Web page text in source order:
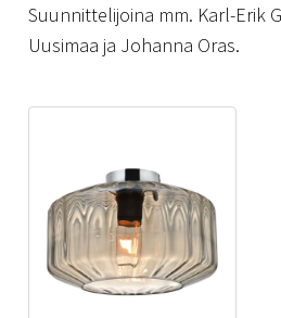
Suunnittelijoina mm. Karl-Erik
Uusimaa ja Johanna Oras.